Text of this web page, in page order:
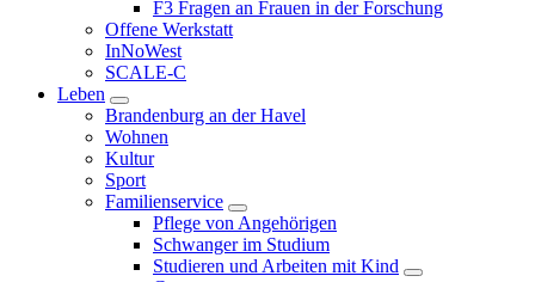
F3 Fragen an Frauen in der Forschung
Offene Werkstatt
InNoWest
SCALE-C
Leben
Brandenburg an der Havel
Wohnen
Kultur
Sport
Familienservice
Pflege von Angehörigen
Schwanger im Studium
Studieren und Arbeiten mit Kind